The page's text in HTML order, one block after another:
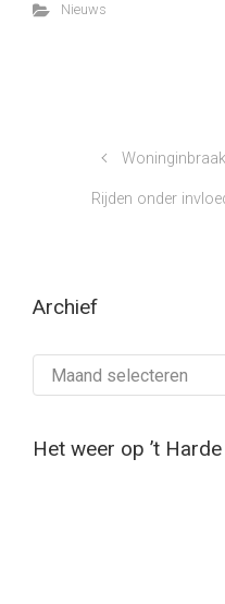
Nieuws
Rijden onder
Archief
Het weer op ’t Harde